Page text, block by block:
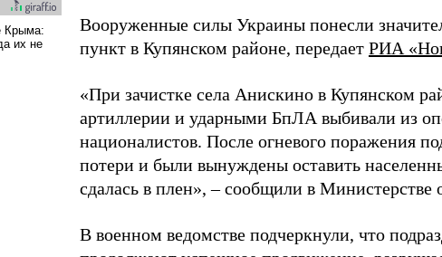
Вооруженные силы Украины понесли
пункт в Купянском районе, передает РИА
«При зачистке села Анискино в Купянском
артиллерии и ударными БпЛА выбивали из
националистов. После огневого поражения
потери и были вынуждены оставить
сдалась в плен», – сообщили в Министерстве
В военном ведомстве подчеркнули, что